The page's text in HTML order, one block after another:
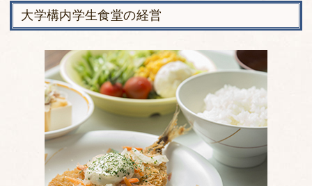
大学構内学生食堂の経営